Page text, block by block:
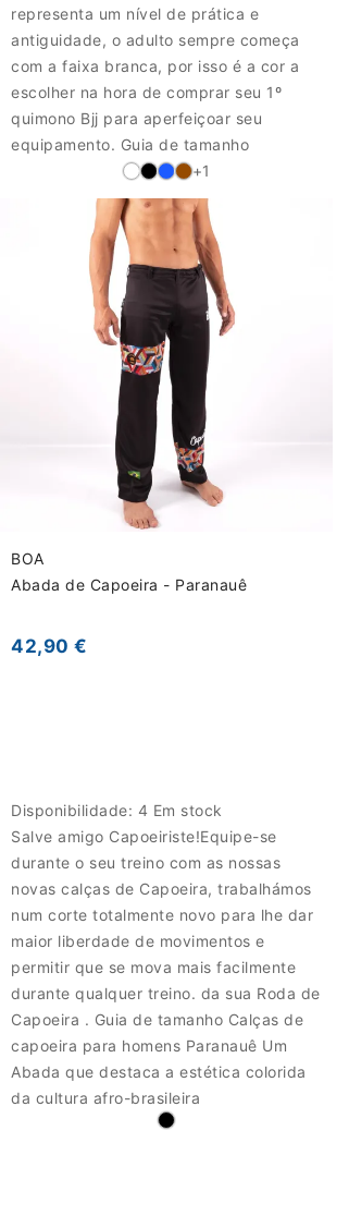
representa um nível de prática e
antiguidade, o adulto sempre começa
com a faixa branca, por isso é a cor a
escolher na hora de comprar seu 1º
quimono Bjj para aperfeiçoar seu
equipamento. Guia de tamanho
+1
BOA
Abada de Capoeira - Paranauê
42,90 €
Disponibilidade: 4 Em stock
Salve amigo Capoeiriste!Equipe-se
durante o seu treino com as nossas
novas calças de Capoeira, trabalhámos
num corte totalmente novo para lhe dar
maior liberdade de movimentos e
permitir que se mova mais facilmente
durante qualquer treino. da sua Roda de
Capoeira . Guia de tamanho Calças de
capoeira para homens Paranauê Um
Abada que destaca a estética colorida
da cultura afro-brasileira